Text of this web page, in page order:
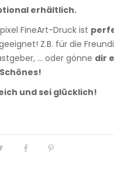
erhältlich.
FineArt-Druck ist
Z.B. für die
... oder gönne dir
und sei glücklich!